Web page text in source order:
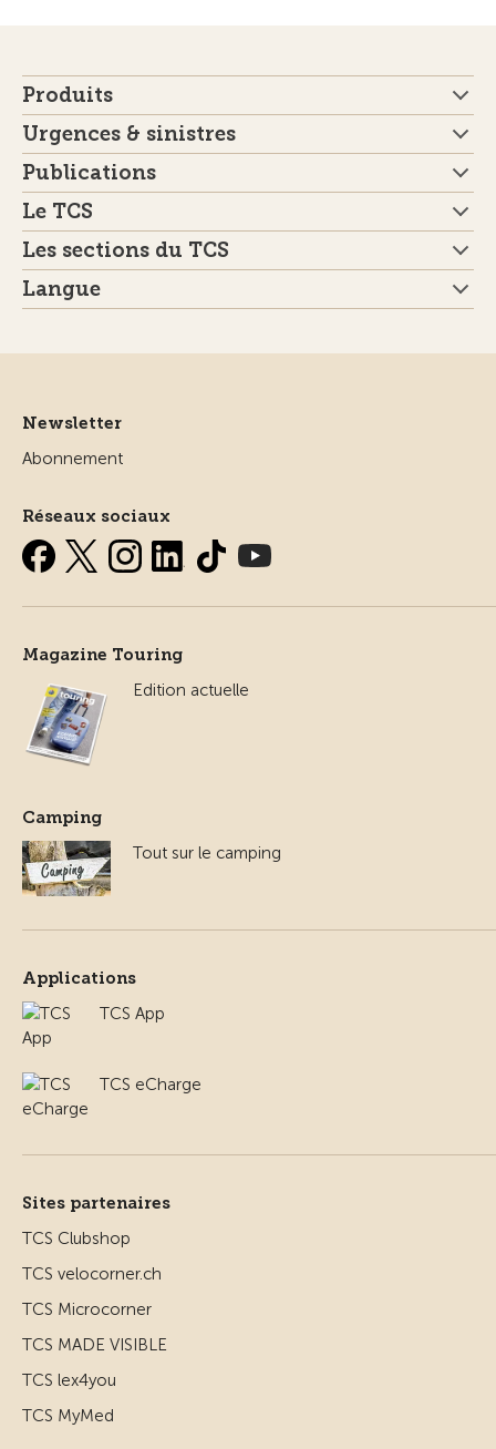
Produits
Urgences & sinistres
Publications
Le TCS
Les sections du TCS
Langue
Newsletter
Abonnement
Réseaux sociaux
Magazine Touring
Edition actuelle
Camping
Tout sur le camping
Applications
TCS App
TCS eCharge
Sites partenaires
TCS Clubshop
TCS velocorner.ch
TCS Microcorner
TCS MADE VISIBLE
TCS lex4you
TCS MyMed